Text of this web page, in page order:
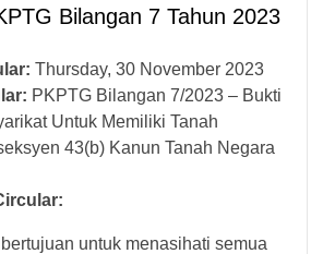
Bilangan 7 Tahun 2023
Thursday, 30 November 2023
PKPTG Bilangan 7/2023 – Bukti
Untuk Memiliki Tanah
43(b) Kanun Tanah Negara
untuk menasihati semua